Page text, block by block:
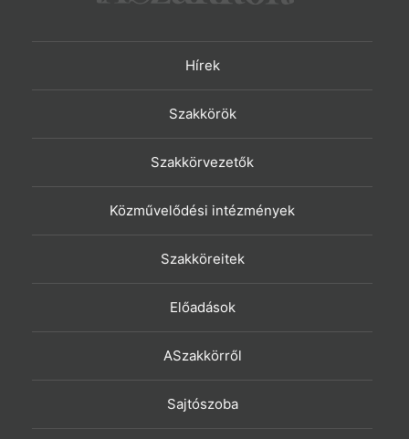
Hírek
Szakkörök
Szakkörvezetők
Közművelődési intézmények
Szakköreitek
Előadások
ASzakkörről
Sajtószoba